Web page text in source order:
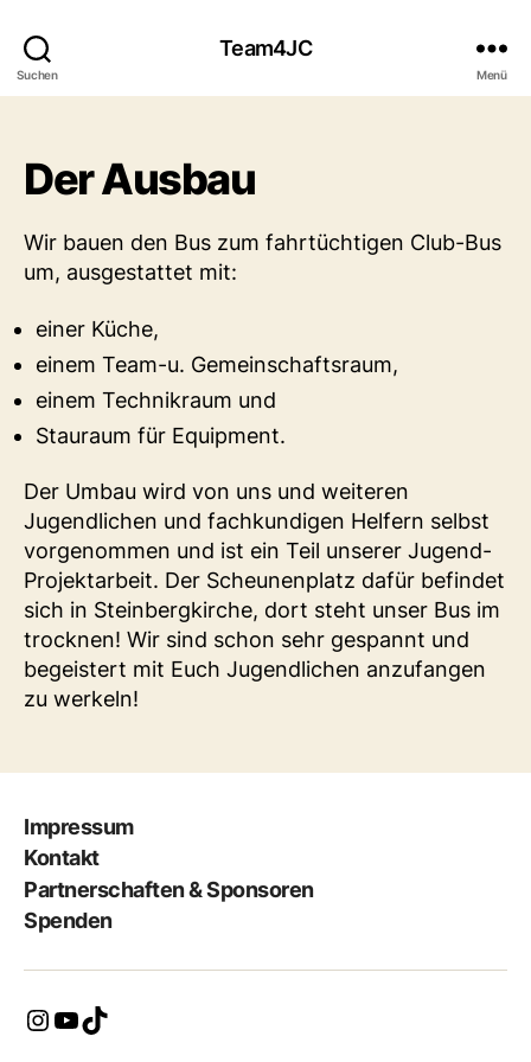
Suchen
Team4JC
Menü
Der Ausbau
Wir bauen den Bus zum fahrtüchtigen Club-Bus
um, ausgestattet mit:
einer Küche,
einem Team-u. Gemeinschaftsraum,
einem Technikraum und
Stauraum für Equipment.
Der Umbau wird von uns und weiteren
Jugendlichen und fachkundigen Helfern selbst
vorgenommen und ist ein Teil unserer Jugend-
Projektarbeit. Der Scheunenplatz dafür befindet
sich in Steinbergkirche, dort steht unser Bus im
trocknen! Wir sind schon sehr gespannt und
begeistert mit Euch Jugendlichen anzufangen
zu werkeln!
Impressum
Kontakt
Partnerschaften & Sponsoren
Spenden
Instagram
YouTube
TikTok